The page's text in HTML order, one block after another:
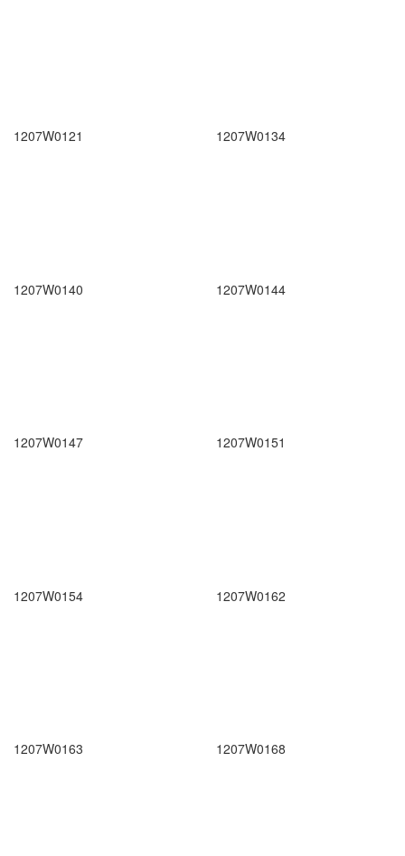
1207W0121 1207W0134
1207W0140 1207W0144
1207W0147 1207W0151
1207W0154 1207W0162
1207W0163 1207W0168